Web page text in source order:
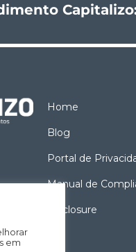
Home
Blog
Portal de
Manual de
Disclosure
em